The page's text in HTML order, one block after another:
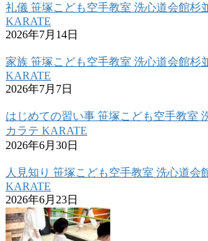
礼儀 笹塚こども空手教室 洗心道会館杉
KARATE
2026年7月14日
家族 笹塚こども空手教室 洗心道会館杉
KARATE
2026年7月7日
はじめての習い事 笹塚こども空手教室
カラテ KARATE
2026年6月30日
人見知り 笹塚こども空手教室 洗心道会
KARATE
2026年6月23日